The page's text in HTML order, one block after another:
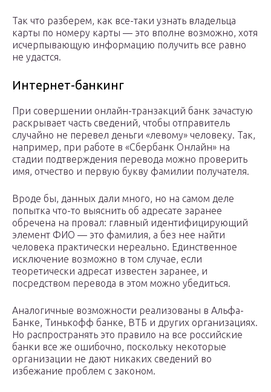
Так что разберем, как все-таки узнать владельца
карты по номеру карты — это вполне возможно, хотя
исчерпывающую информацию получить все равно
не удастся.
Интернет-банкинг
При совершении онлайн-транзакций банк зачастую
раскрывает часть сведений, чтобы отправитель
случайно не перевел деньги «левому» человеку. Так,
например, при работе в «Сбербанк Онлайн» на
стадии подтверждения перевода можно проверить
имя, отчество и первую букву фамилии получателя.
Вроде бы, данных дали много, но на самом деле
попытка что-то выяснить об адресате заранее
обречена на провал: главный идентифицирующий
элемент ФИО — это фамилия, а без нее найти
человека практически нереально. Единственное
исключение возможно в том случае, если
теоретически адресат известен заранее, и
посредством перевода в этом можно убедиться.
Аналогичные возможности реализованы в Альфа-
Банке, Тинькофф банке, ВТБ и других организациях.
Но распространять это правило на все российские
банки все же ошибочно, поскольку некоторые
организации не дают никаких сведений во
избежание проблем с законом.